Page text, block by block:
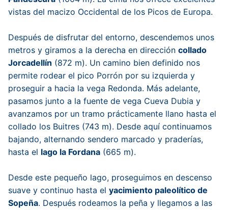
vistas del macizo Occidental de los Picos de Europa.
Después de disfrutar del entorno, descendemos unos
metros y giramos a la derecha en dirección collado
Jorcadellín (872 m). Un camino bien definido nos
permite rodear el pico Porrón por su izquierda y
proseguir a hacia la vega Redonda. Más adelante,
pasamos junto a la fuente de vega Cueva Dubia y
avanzamos por un tramo prácticamente llano hasta el
collado los Buitres (743 m). Desde aquí continuamos
bajando, alternando sendero marcado y praderías,
hasta el lago la Fordana (665 m).
Desde este pequeño lago, proseguimos en descenso
suave y continuo hasta el yacimiento paleolítico de
Sopeña. Después rodeamos la peña y llegamos a las